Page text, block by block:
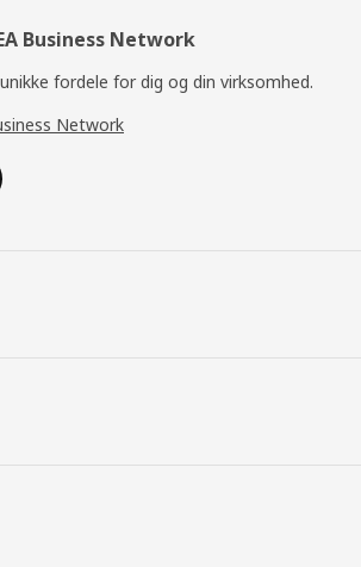
Business Network
fordele for dig og din virksomhed.
Network